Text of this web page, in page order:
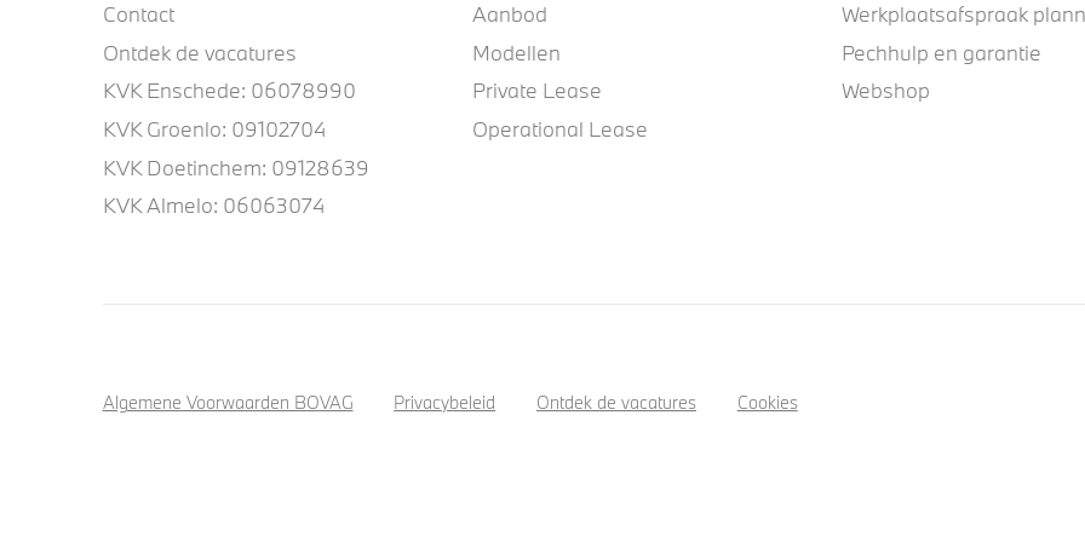
Contact
Ontdek de vacatures
KVK Enschede: 06078990
KVK Groenlo: 09102704
KVK Doetinchem: 09128639
KVK Almelo: 06063074
Aanbod
Modellen
Private Lease
Operational Lease
Werkplaatsafspraak
Pechhulp en garantie
Webshop
Algemene Voorwaarden BOVAG Privacybeleid Ontdek de vacatures Cookies